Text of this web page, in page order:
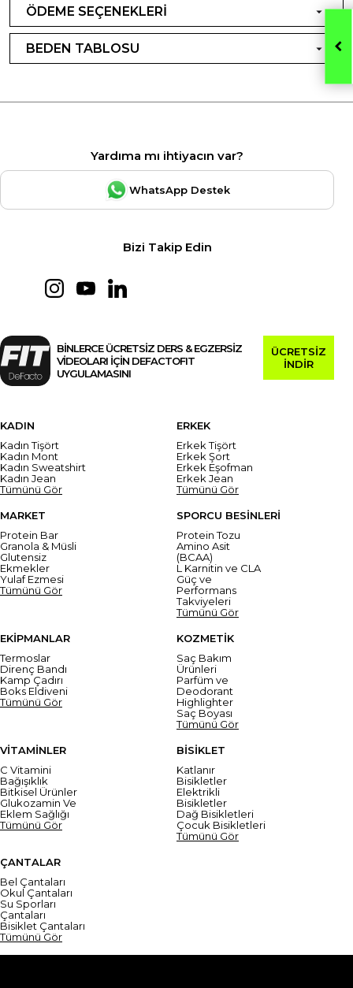
ÖDEME SEÇENEKLERİ
BEDEN TABLOSU
Yardıma mı ihtiyacın var?
WhatsApp Destek
Bizi Takip Edin
BİNLERCE ÜCRETSİZ DERS & EGZERSİZ
VİDEOLARI İÇİN DEFACTOFIT
UYGULAMASINI
ÜCRETSİZ
İNDİR
KADIN
Kadın Tişört
Kadın Mont
Kadın Sweatshirt
Kadın Jean
Tümünü Gör
ERKEK
Erkek Tişört
Erkek Şort
Erkek Eşofman
Erkek Jean
Tümünü Gör
MARKET
Protein Bar
Granola & Müsli
Glutensiz
Ekmekler
Yulaf Ezmesi
Tümünü Gör
SPORCU BESİNLERİ
Protein Tozu
Amino Asit
(BCAA)
L Karnitin ve CLA
Güç ve
Performans
Takviyeleri
Tümünü Gör
EKİPMANLAR
Termoslar
Direnç Bandı
Kamp Çadırı
Boks Eldiveni
Tümünü Gör
KOZMETİK
Saç Bakım
Ürünleri
Parfüm ve
Deodorant
Highlighter
Saç Boyası
Tümünü Gör
VİTAMİNLER
C Vitamini
Bağışıklık
Bitkisel Ürünler
Glukozamin Ve
Eklem Sağlığı
Tümünü Gör
BİSİKLET
Katlanır
Bisikletler
Elektrikli
Bisikletler
Dağ Bisikletleri
Çocuk Bisikletleri
Tümünü Gör
ÇANTALAR
Bel Çantaları
Okul Çantaları
Su Sporları
Çantaları
Bisiklet Çantaları
Tümünü Gör